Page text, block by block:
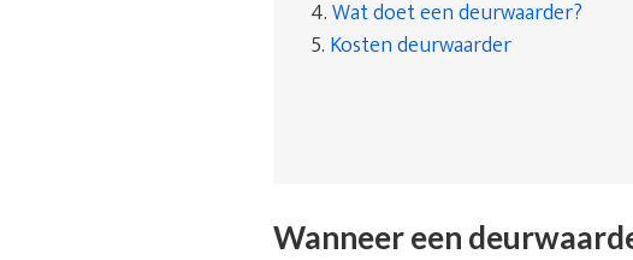
4.Wat doet een deurwaarder?
5. Kosten deurwaarder
Wanneer een